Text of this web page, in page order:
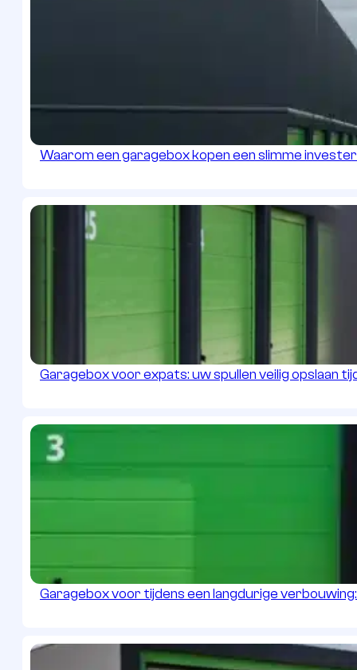
Waarom een garagebox kopen een slimme
Garagebox voor expats: uw spullen veilig opslaan
Garagebox voor tijdens een langdurige